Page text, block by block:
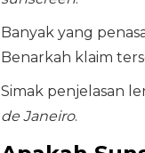
Banyak yang
Benarkah klaim
Simak penjelasan
de Janeiro.